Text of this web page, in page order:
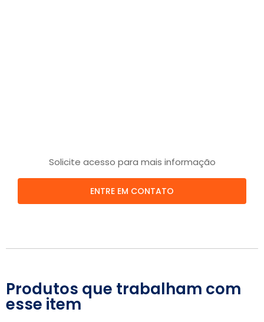
Solicite acesso para mais informação
ENTRE EM CONTATO
Produtos que trabalham com
esse item